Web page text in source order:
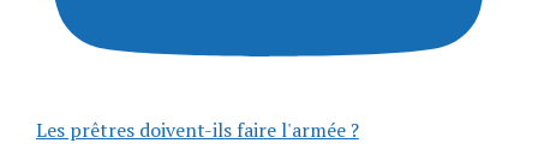
Les prêtres doivent-ils faire l'armée ?